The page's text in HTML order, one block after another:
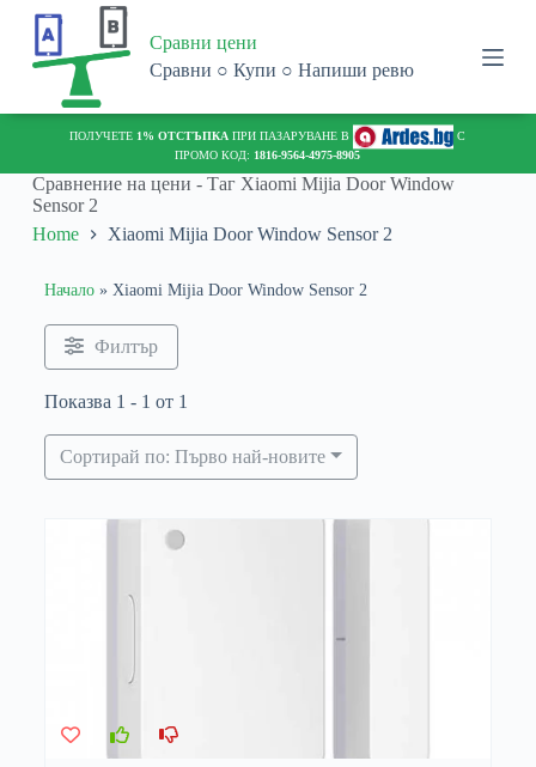
o
Сравни цени
Сравни ○ Купи ○ Напиши ревю
ПОЛУЧЕТЕ 1% ОТСТЪПКА ПРИ ПАЗАРУВАНЕ В
С
ПРОМО КОД: 1816-9564-4975-8905
Сравнение на цени - ТагXiaomi Mijia Door Window
Sensor 2
Home
Xiaomi Mijia Door Window Sensor 2
Начало» Xiaomi Mijia Door Window Sensor 2
Филтър
Показва 1 - 1 от 1
Сортирай по: Първо най-новите